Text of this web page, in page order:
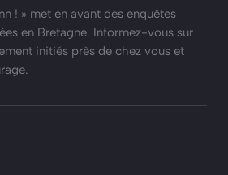
! » met en avant des enquêtes
en Bretagne. Informez-vous sur
initiés près de chez vous et